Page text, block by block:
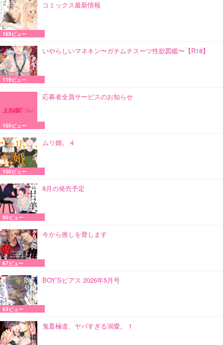
コミックス最新情報
169ビュー
いやらしいマネキン〜ガチムチスーツ性欲図鑑〜【R18】
119ビュー
応募者全員サービスのお知らせ
105ビュー
ムリ婚。 4
100ビュー
8月の発売予定
90ビュー
今から推しを脅します
67ビュー
BOY’Sピアス 2026年5月号
63ビュー
鬼畜極道、ヤバすぎる溺愛。 1